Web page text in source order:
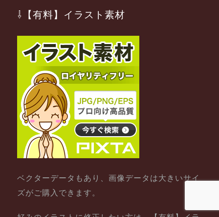
⇩【有料】イラスト素材
ベクターデータもあり、画像データは大きいサイ
ズがご購入できます。